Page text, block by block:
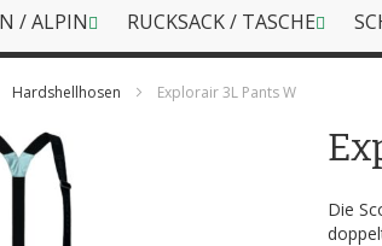
/ ALPIN RUCKSACK / TASCHE
Hardshellhosen Explorair 3L Pants W
Die